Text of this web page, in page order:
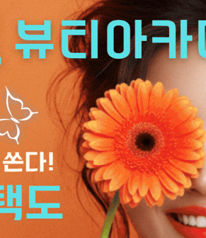
소식
미술작품
취업정보
보기
입시과정